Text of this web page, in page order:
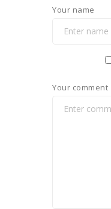
Your name
Your comment